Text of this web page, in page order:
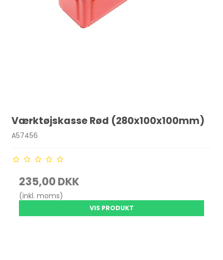
Værktøjskasse Rød (280x100x100mm)
A57456
235,00 DKK
(inkl. moms)
VIS PRODUKT